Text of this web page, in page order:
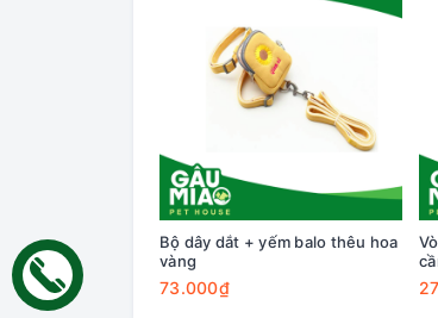
Bộ dây dắt + yếm balo thêu hoa
vàng
73.000₫